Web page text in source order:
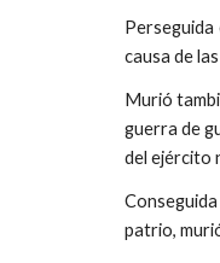
causa de
Murió
guerra de
del ejército
patrio,